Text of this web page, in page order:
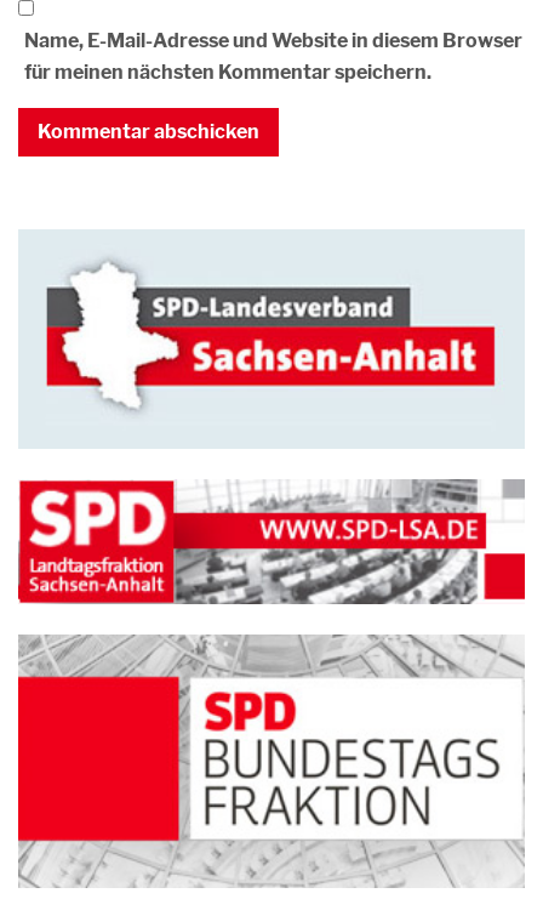
Name, E-Mail-Adresse und Website in diesem Browser
für meinen nächsten Kommentar speichern.